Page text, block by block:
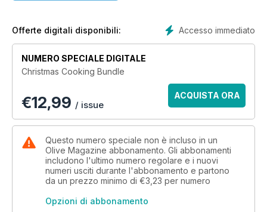
Accesso immediato
Offerte digitali disponibili:
NUMERO SPECIALE DIGITALE
Christmas Cooking Bundle
€12,99 / issue
ACQUISTA ORA
Questo numero speciale non è incluso in un
Olive Magazine abbonamento. Gli abbonamenti
includono l'ultimo numero regolare e i nuovi
numeri usciti durante l'abbonamento e partono
da un prezzo minimo di €3,23 per numero
Opzioni di abbonamento